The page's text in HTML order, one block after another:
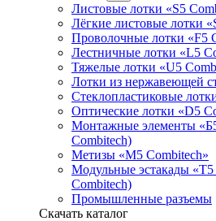
Листовые лотки «S5
Лёгкие листовые лотки
Проволочные лотки «F5
Лестничные лотки «L5
Тяжелые лотки «U5
Лотки из нержавеющей
Стеклопластиковые
Оптические лотки «D5
Монтажные элементы
Combitech)
Метизы «M5 Combitech»
Модульные эстакады
Combitech)
Промышленные разъемы
Скачать каталог